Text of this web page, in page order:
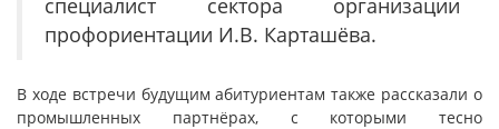
специалист сектора организации
профориентации И.В. Карташёва.
В ходе встречи будущим абитуриентам также рассказали о
промышленных партнёрах, с которыми тесно